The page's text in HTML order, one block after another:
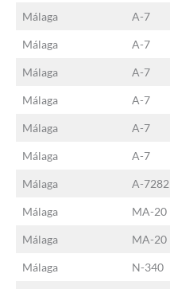
Málaga A-7
Málaga A-7
Málaga A-7
Málaga A-7
Málaga A-7
Málaga A-7
Málaga A-7282
Málaga MA-20
Málaga MA-20
Málaga N-340